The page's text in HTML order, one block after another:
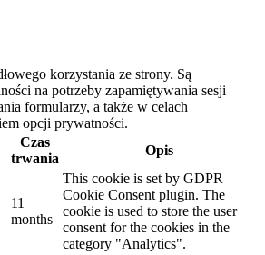
korzystania ze strony. Są
na potrzeby zapamiętywania sesji
formularzy, a także w celach
opcji prywatności.
Czas
trwania
Opis
11
months
This cookie is set by GDPR
Cookie Consent plugin. The
cookie is used to store the user
consent for the cookies in the
category "Analytics".